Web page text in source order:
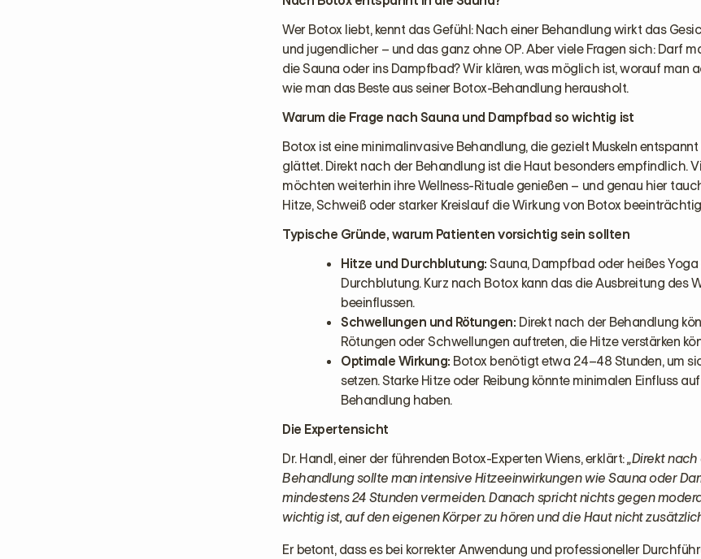
Wer Botox liebt, kennt das Gefühl: Nach einer Behandlung wirkt das
und jugendlicher – und das ganz ohne OP. Aber viele Fragen sich: Darf
die Sauna oder ins Dampfbad? Wir klären, was möglich ist, worauf man
wie man das Beste aus seiner Botox-Behandlung herausholt.
Warum die Frage nach Sauna und Dampfbad so wichtig ist
Botox ist eine minimalinvasive Behandlung, die gezielt Muskeln
glättet. Direkt nach der Behandlung ist die Haut besonders empfindlich.
möchten weiterhin ihre Wellness-Rituale genießen – und genau hier
Hitze, Schweiß oder starker Kreislauf die Wirkung von Botox
Typische Gründe, warum Patienten vorsichtig sein sollten
Hitze und Durchblutung:Sauna, Dampfbad oder heißes
Durchblutung. Kurz nach Botox kann das die Ausbreitung des
beeinflussen.
Schwellungen und Rötungen: Direkt nach der Behandlung
Rötungen oder Schwellungen auftreten, die Hitze verstärken
Optimale Wirkung: Botox benötigt etwa 24–48 Stunden, um
setzen. Starke Hitze oder Reibung könnte minimalen Einfluss
Behandlung haben.
Die Expertensicht
Dr. Handl, einer der führenden Botox-Experten Wiens, erklärt:„Direkt
Behandlung sollte man intensive Hitzeeinwirkungen wie Sauna oder
mindestens 24 Stunden vermeiden. Danach spricht nichts gegen
wichtig ist, auf den eigenen Körper zu hören und die Haut nicht
Er betont, dass es bei korrekter Anwendung und professioneller